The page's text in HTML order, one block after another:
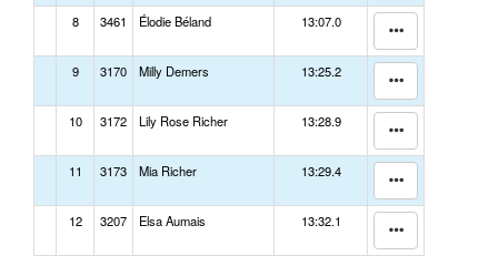
8 3461 Élodie Béland 13:07.0
9 3170 Milly Demers 13:25.2
10 3172 Lily Rose Richer 13:28.9
11 3173 Mia Richer 13:29.4
12 3207 Elsa Aumais 13:32.1